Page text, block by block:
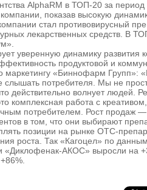
AlphaRM в ТОП-20 за
показав высокую
стал противовирусный
лекарственных средств. В
уверенную динамику
продуктовой и
маркетингу «Биннофарм Групп»:
слышать потребителя. Мы не
действительно волнует людей.
комплексная работа с
потребителем. Рост продаж
в том, что они выбирают
позиции на рынке OTC-
роста. Так «Кагоцел» по
«Диклофенак-АКОС» выросли на